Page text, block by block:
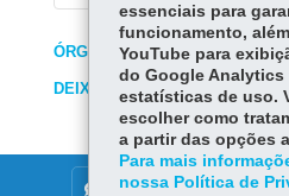
ÓRGÃO RESPONSÁVEL
DEIXE SUA OPINIÃO
DENUNCIE CORRUPÇÃO
essenciais para
funcionamento,
YouTube para
do Google Analytics
estatísticas de uso.
escolher como
a partir das opções
Para mais
nossa Política de